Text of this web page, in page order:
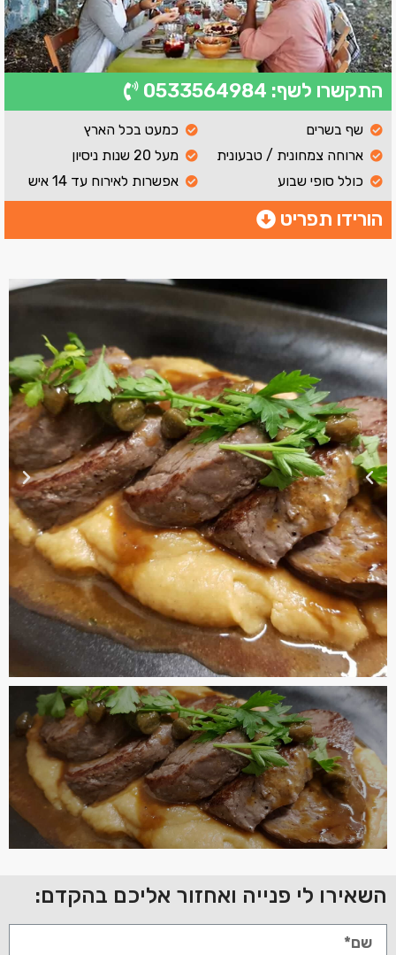
התקשרו לשף: 0533564984
שף בשרים
ארוחה צמחונית / טבעונית
כולל סופי שבוע
כמעט בכל הארץ
מעל 20 שנות ניסיון
אפשרות לאירוח עד 14 איש
הורידו תפריט
השאירו לי פנייה ואחזור אליכם בהקדם: